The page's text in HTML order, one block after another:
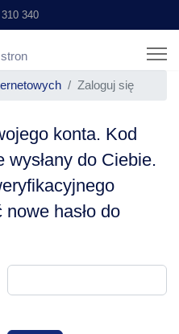
340
Zaloguj się
konta. Kod
do Ciebie.
nowe hasło do